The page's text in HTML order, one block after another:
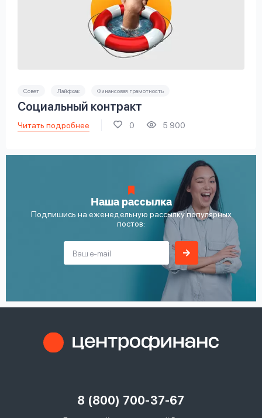
Совет Лайфхак Финансовая грамотность
Социальный контракт
Читать подробнее 0 5 900
Наша рассылка
Подпишись на еженедельную рассылку популярных
постов:
8 (800) 700-37-67